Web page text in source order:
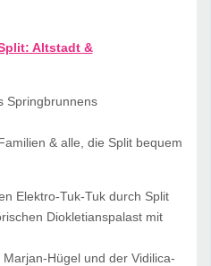
Altstadt &
Springbrunnens
& alle, die Split bequem
Elektro-Tuk-Tuk durch Split
Diokletianspalast mit
Hügel und der Vidilica-